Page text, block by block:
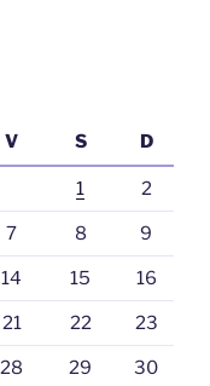
V S D
1 2
7 8 9
14 15 16
21 22 23
28 29 30